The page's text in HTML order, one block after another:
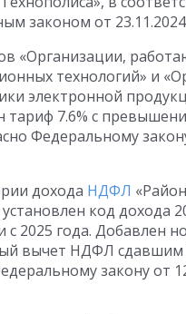
законом от
«Организации,
технологий» и
электронной
тариф 7.6% с
Федеральному
дохода НДФЛ
код дохода
с 2025 года. Добавлен
вычет НДФЛ сдавшим
закону от